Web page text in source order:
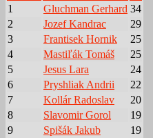
1
Gluchman Gerhard 34
2
Jozef Kandrac
29
3
Frantisek Hornik
25
4
Mastiľák Tomáš
25
5
Jesus Lara
24
6
Pryshliak Andrii
22
7
Kollár Radoslav
20
8
Slavomir Gorol
19
9
Spišák Jakub
19